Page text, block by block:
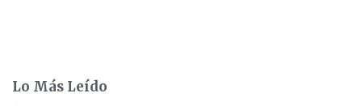
Lo Más Leído